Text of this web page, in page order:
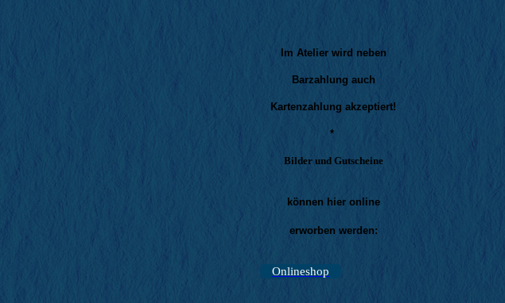
Im Atelier wird neben
Barzahlung auch
Kartenzahlung akzeptiert!
*
Bilder und Gutscheine
können hier online
erworben werden:
Onlineshop